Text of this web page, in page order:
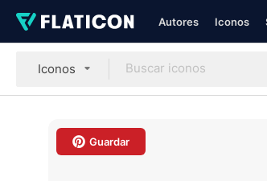
Autores Iconos
Iconos
Guardar